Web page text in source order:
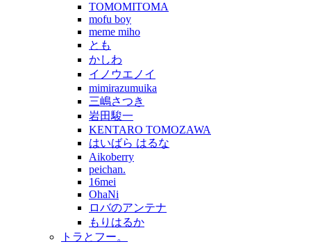
TOMOMITOMA
mofu boy
meme miho
とも
かしわ
イノウエノイ
mimirazumuika
三嶋さつき
岩田駿一
KENTARO TOMOZAWA
はいばら はるな
Aikoberry
peichan.
16mei
OhaNi
ロバのアンテナ
もりはるか
トラとフー。